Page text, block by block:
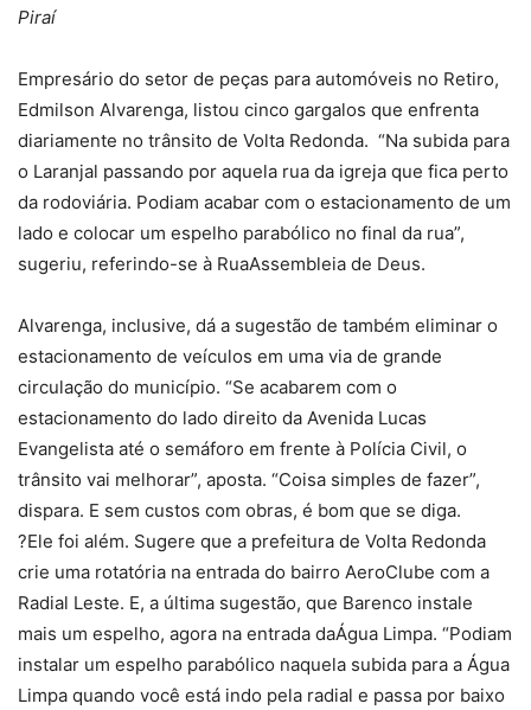
Piraí
Empresário do setor de peças para automóveis no Retiro,
Edmilson Alvarenga, listou cinco gargalos que enfrenta
diariamente no trânsito de Volta Redonda. “Na subida para
o Laranjal passando por aquela rua da igreja que fica perto
da rodoviária. Podiam acabar com o estacionamento de um
lado e colocar um espelho parabólico no final da rua”,
sugeriu, referindo-se à RuaAssembleia de Deus.
Alvarenga, inclusive, dá a sugestão de também eliminar o
estacionamento de veículos em uma via de grande
circulação do município. “Se acabarem com o
estacionamento do lado direito da Avenida Lucas
Evangelista até o semáforo em frente à Polícia Civil, o
trânsito vai melhorar”, aposta. “Coisa simples de fazer”,
dispara. E sem custos com obras, é bom que se diga.
?Ele foi além. Sugere que a prefeitura de Volta Redonda
crie uma rotatória na entrada do bairro AeroClube com a
Radial Leste. E, a última sugestão, que Barenco instale
mais um espelho, agora na entrada daÁgua Limpa. “Podiam
instalar um espelho parabólico naquela subida para a Água
Limpa quando você está indo pela radial e passa por baixo